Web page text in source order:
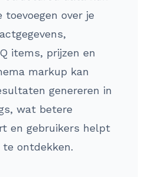
over je
items, prijzen en
markup kan
genereren in
wat betere
en gebruikers helpt
ontdekken.